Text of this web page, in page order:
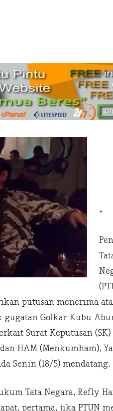
+
putusan menerima
gugatan Golkar Kubu
Surat Keputusan
HAM (Menkumham),
Senin (18/5) mendatang.
Tata Negara, Refly
pertama, jika PTUN